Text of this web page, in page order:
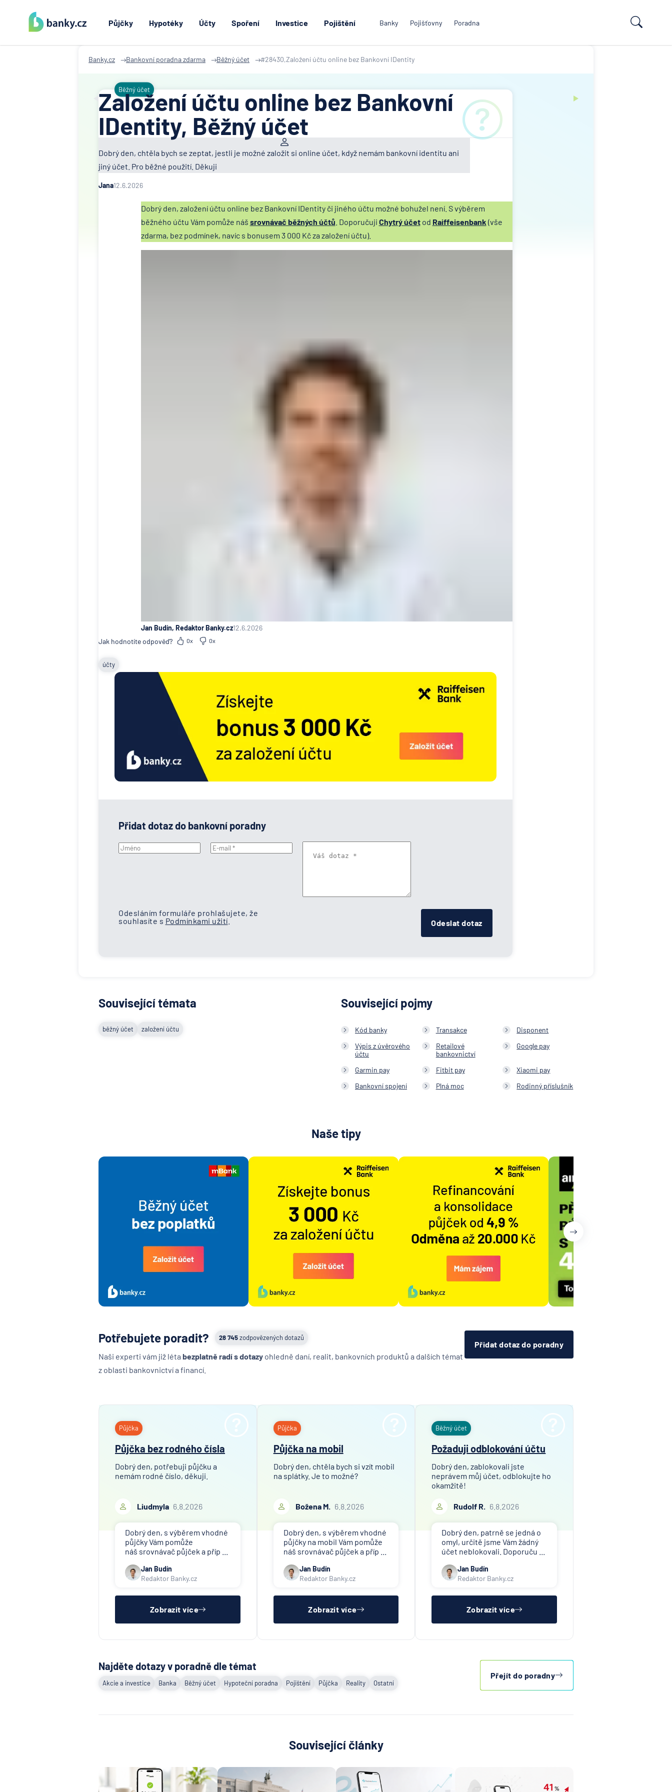
Půjčky Hypotéky Účty Spoření Investice Pojištění Banky Pojišťovny Poradna
Banky.cz Bankovní poradna zdarma Běžný účet #28430,Založení účtu online bez Bankovní IDentity
Běžný účet
Založení účtu online bez Bankovní
IDentity, Běžný účet
Dobrý den, chtěla bych se zeptat, jestli je možné založit si online účet, když nemám bankovní identitu ani
jiný účet. Pro běžné použití. Děkuji
Jana12.6.2026
Dobrý den, založení účtu online bez Bankovní IDentity či jiného účtu možné bohužel není. S výběrem
běžného účtu Vám pomůže náš srovnávač běžných účtů . Doporučuji Chytrý účet od Raiffeisenbank (vše
zdarma, bez podmínek, navíc s bonusem 3 000 Kč za založení účtu).
Jan Budín, Redaktor Banky.cz12.6.2026
Jak hodnotíte odpověď?
0x 0x
účty
Přidat dotaz do bankovní poradny
Odesláním formuláře prohlašujete, že
souhlasíte s Podmínkami užití Odeslat dotaz
Související témata
běžný účet založení účtu
Související pojmy
Kód banky Transakce
Disponent
Výpis z úvěrového
účtu
Retailové
bankovnictví
Google pay
Garmin pay Fitbit pay
Xiaomi pay
Bankovní spojení
Plná moc Rodinný příslušník
Naše tipy
28 745zodpovězených dotazů
Potřebujete poradit?
Naši experti vám již léta bezplatně radí s dotazy ohledně daní, realit, bankovních produktů a dalších témat
z oblasti bankovnictví a financí.
Přidat dotaz do poradny
Půjčka
Půjčka bez rodného čísla
Dobrý den, potřebuji půjčku a
nemám rodné číslo, děkuji.
Liudmyla 6.8.2026
Dobrý den, s výběrem vhodné
půjčky Vám pomůže
náš srovnávač půjček a příp ...
Jan Budín
Redaktor Banky.cz
Zobrazit více
Půjčka
Půjčka na mobil
Dobrý den, chtěla bych si vzít mobil
na splátky. Je to možné?
Božena M. 6.8.2026
Dobrý den, s výběrem vhodné
půjčky na mobil Vám pomůže
náš srovnávač půjček a příp ...
Jan Budín
Redaktor Banky.cz
Zobrazit více
Běžný účet
Požaduji odblokování účtu
Dobrý den, zablokovali jste
neprávem můj účet, odblokujte ho
okamžitě!
Rudolf R. 6.8.2026
Dobrý den, patrně se jedná o
omyl, určitě jsme Vám žádný
účet neblokovali. Doporuču ...
Jan Budín
Redaktor Banky.cz
Zobrazit více
Najděte dotazy v poradně dle témat
Akcie a investice Banka Běžný účet Hypoteční poradna Pojištění Půjčka Reality Ostatní
Přejít do poradny
Související články